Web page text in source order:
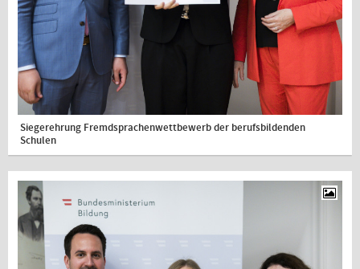
Siegerehrung Fremdsprachenwettbewerb der berufsbildenden
Schulen